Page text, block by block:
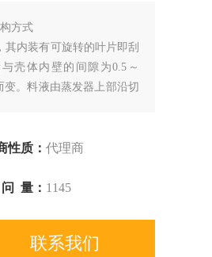
方式
其内装有可旋转的叶片即刮
壳体内壁的间隙为0.5～
变。料液由蒸发器上部沿切
性质： 代理商
量： 1145
联系我们